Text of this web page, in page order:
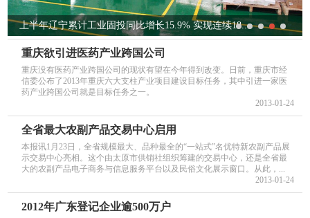
上半年辽宁累计工业固投同比增长15.9% 实现连续18...
重庆欲引进医药产业跨国公司
重庆没有医药产业跨国公司的现状有望在今年得到改变。日前，重庆市经
信委公布了2013年重庆六大支柱产业项目建设目标任务，其中引进一家医
药产业跨国公司就是目标任务之一。
2013-01-24
全省最大农副产品交易中心启用
本报讯1月23日，全省规模最大、品种最全的“一站式”名优特新农副产品展
示交易中心亮相。这个由太原市供销社组织筹建的交易中心，还是全省最
大的农副产品电子商务与信息服务平台以及民俗文化展示窗口。从此，...
2013-01-24
2012年广东登记企业逾500万户